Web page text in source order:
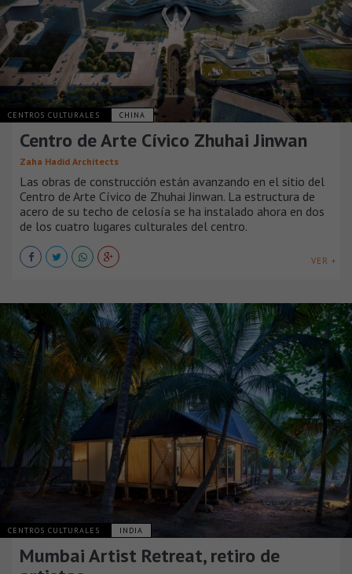
CENTROS CULTURALES CHINA
Centro de Arte Cívico Zhuhai Jinwan
Zaha Hadid Architects
Las obras de construcción están avanzando en el sitio del
Centro de Arte Cívico de Zhuhai Jinwan. La estructura de
acero de su techo de celosía se ha instalado ahora en dos
de los cuatro lugares culturales del centro.
VER +
CENTROS CULTURALES INDIA
Mumbai Artist Retreat, retiro de